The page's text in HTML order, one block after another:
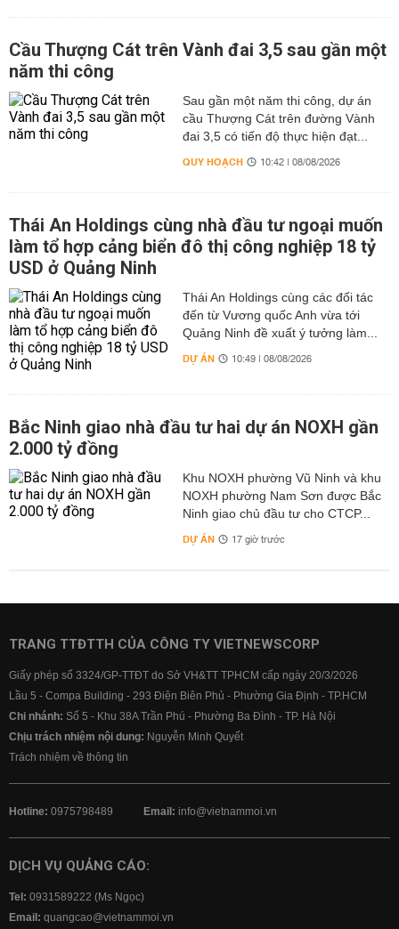
Cầu Thượng Cát trên Vành đai 3,5 sau gần một
năm thi công
Sau gần một năm thi công, dự án
cầu Thượng Cát trên đường Vành
đai 3,5 có tiến độ thực hiện đạt...
QUY HOẠCH 10:42 | 08/08/2026
Thái An Holdings cùng nhà đầu tư ngoại muốn
làm tổ hợp cảng biển đô thị công nghiệp 18 tỷ
USD ở Quảng Ninh
Thái An Holdings cùng các đối tác
đến từ Vương quốc Anh vừa tới
Quảng Ninh đề xuất ý tưởng làm...
DỰ ÁN 10:49 | 08/08/2026
Bắc Ninh giao nhà đầu tư hai dự án NOXH gần
2.000 tỷ đồng
Khu NOXH phường Vũ Ninh và khu
NOXH phường Nam Sơn được Bắc
Ninh giao chủ đầu tư cho CTCP...
DỰ ÁN 17 giờ trước
TRANG TTĐTTH CỦA CÔNG TY VIETNEWSCORP
Giấy phép số 3324/GP-TTĐT do Sở VH&TT TPHCM cấp ngày 20/3/2026
Lầu 5 - Compa Building - 293 Điện Biên Phủ - Phường Gia Định - TP.HCM
Chi nhánh: Số 5 - Khu 38A Trần Phú - Phường Ba Đình - TP. Hà Nội
Chịu trách nhiệm nội dung: Nguyễn Minh Quyết
Trách nhiệm về thông tin
Hotline: 0975798489 Email: info@vietnammoi.vn
DỊCH VỤ QUẢNG CÁO:
Tel: 0931589222 (Ms Ngọc)
Email: quangcao@vietnammoi.vn